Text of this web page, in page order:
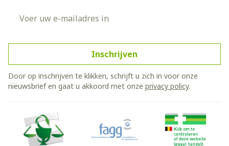
Inschrijven
Door op inschrijven te klikken, schrijft u zich in voor onze
nieuwsbrief en gaat u akkoord met onze privacy policy.